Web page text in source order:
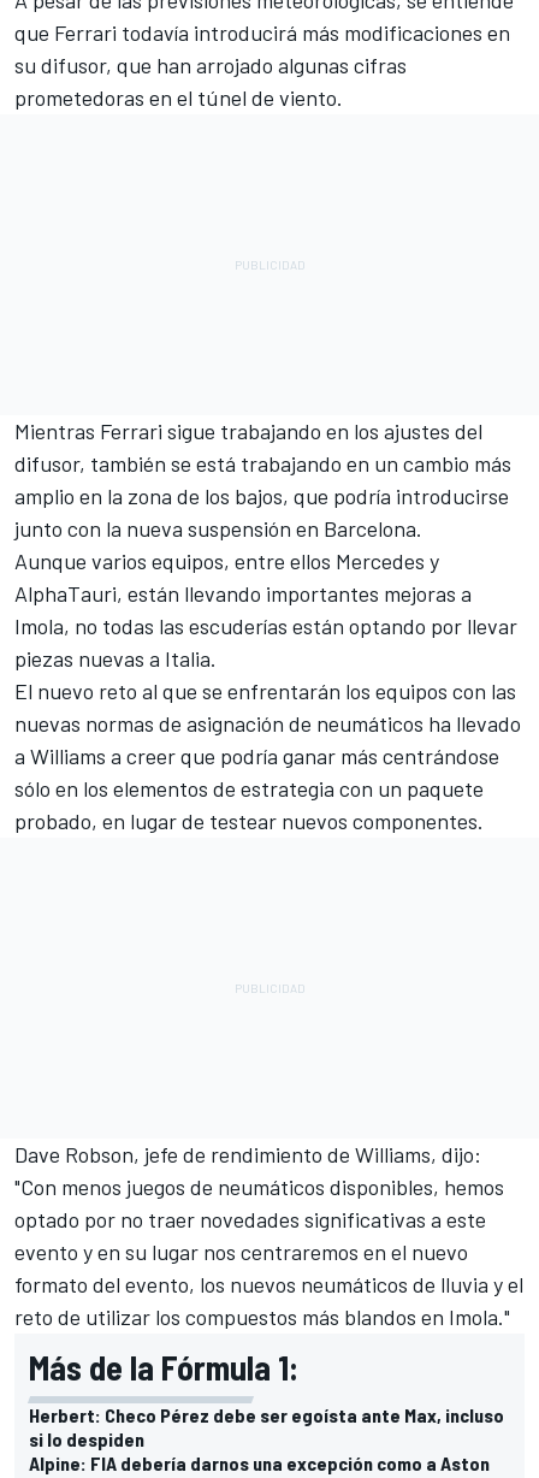
que Ferrari todavía introducirá más modificaciones en
su difusor, que han arrojado algunas cifras
prometedoras en el túnel de viento.
Mientras Ferrari sigue trabajando en los ajustes del
difusor, también se está trabajando en un cambio más
amplio en la zona de los bajos, que podría introducirse
junto con la nueva suspensión en Barcelona.
Aunque varios equipos, entre ellos Mercedes y
AlphaTauri, están llevando importantes mejoras a
Imola, no todas las escuderías están optando por llevar
piezas nuevas a Italia.
El nuevo reto al que se enfrentarán los equipos con las
nuevas normas de asignación de neumáticos ha llevado
a Williams a creer que podría ganar más centrándose
sólo en los elementos de estrategia con un paquete
probado, en lugar de testear nuevos componentes.
Dave Robson, jefe de rendimiento de Williams, dijo:
"Con menos juegos de neumáticos disponibles, hemos
optado por no traer novedades significativas a este
evento y en su lugar nos centraremos en el nuevo
formato del evento, los nuevos neumáticos de lluvia y el
reto de utilizar los compuestos más blandos en Imola."
Más de la Fórmula 1:
Herbert: Checo Pérez debe ser egoísta ante Max, incluso
si lo despiden
Alpine: FIA debería darnos una excepción como a Aston